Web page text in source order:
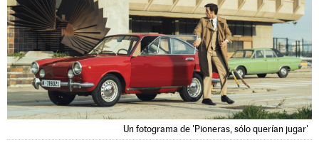
Un fotograma de 'Pioneras, sólo querían jugar'